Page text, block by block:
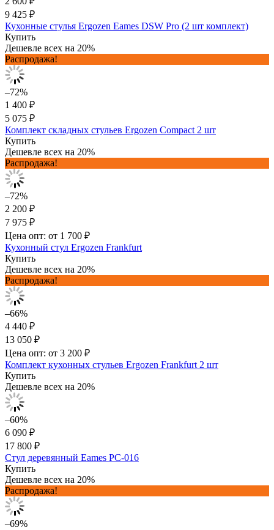
9 425 ₽
Кухонные стулья Ergozen Eames DSW Pro (2 шт комплект)
Купить
Дешевле всех на 20%
Распродажа!
–72%
1 400 ₽
5 075 ₽
Комплект складных стульев Ergozen Compact 2 шт
Купить
Дешевле всех на 20%
Распродажа!
–72%
2 200 ₽
7 975 ₽
Цена опт: от 1 700 ₽
Кухонный стул Ergozen Frankfurt
Купить
Дешевле всех на 20%
Распродажа!
–66%
4 440 ₽
13 050 ₽
Цена опт: от 3 200 ₽
Комплект кухонных стульев Ergozen Frankfurt 2 шт
Купить
Дешевле всех на 20%
–60%
6 090 ₽
17 800 ₽
Стул деревянный Eames PC-016
Купить
Дешевле всех на 20%
Распродажа!
–69%